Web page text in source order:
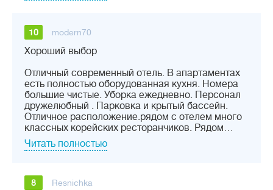
10 modern70
Хороший выбор
Отличный современный отель. В апартаментах
есть полностью оборудованная кухня. Номера
большие чистые. Уборка ежедневно. Персонал
дружелюбный . Парковка и крытый бассейн.
Отличное расположение.рядом с отелем много
классных корейских ресторанчиков. Рядом…
Читать полностью
8 Resnichka